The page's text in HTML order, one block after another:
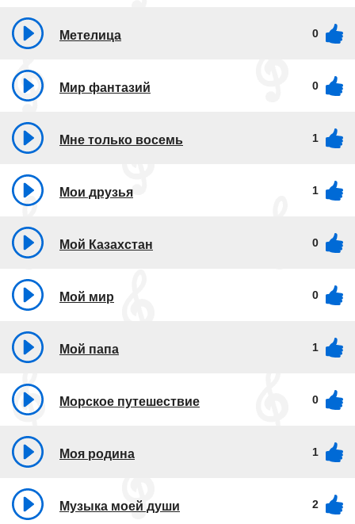
Метелица 0
Мир фантазий 0
Мне только восемь 1
Мои друзья 1
Мой Казахстан 0
Мой мир 0
Мой папа 1
Морское путешествие 0
Моя родина 1
Музыка моей души 2